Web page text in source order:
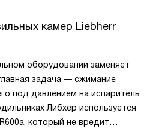
камер Liebherr
оборудовании заменяет
задача — сжимание
под давлением на испаритель
Либхер используется
который не вредит